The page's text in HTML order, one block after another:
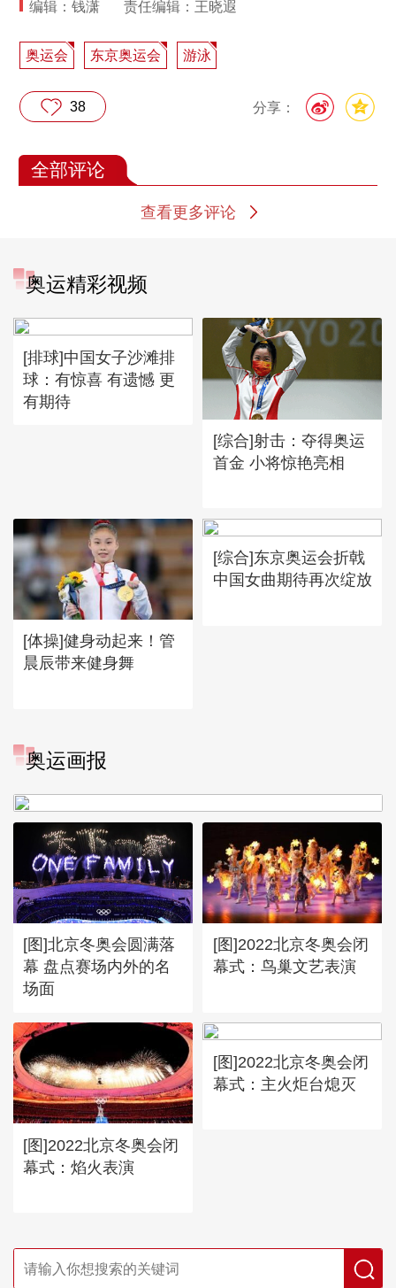
编辑：钱潇 责任编辑：王晓遐
奥运会 东京奥运会 游泳
分享：
38
全部评论
查看更多评论
奥运精彩视频
[排球]中国女子沙滩排
球：有惊喜 有遗憾 更
有期待
[综合]射击：夺得奥运
首金 小将惊艳亮相
[体操]健身动起来！管
晨辰带来健身舞
[综合]东京奥运会折戟
中国女曲期待再次绽放
奥运画报
[图]冬奥会冬残奥会表彰大会
[图]北京冬奥会圆满落
幕 盘点赛场内外的名
场面
[图]2022北京冬奥会闭
幕式：鸟巢文艺表演
[图]2022北京冬奥会闭
幕式：焰火表演
[图]2022北京冬奥会闭
幕式：主火炬台熄灭